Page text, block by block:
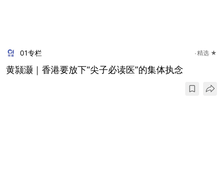
01专栏 精选 ★
黄颕灏｜香港要放下“尖子必读医”的集体执念